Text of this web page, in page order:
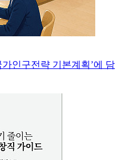
인구전략 기본계획’에 담